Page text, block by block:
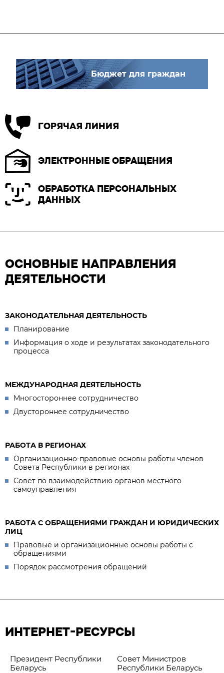
Бюджет для граждан
ГОРЯЧАЯ ЛИНИЯ
ЭЛЕКТРОННЫЕ ОБРАЩЕНИЯ
ОБРАБОТКА ПЕРСОНАЛЬНЫХ
ДАННЫХ
ОСНОВНЫЕ НАПРАВЛЕНИЯ
ДЕЯТЕЛЬНОСТИ
ЗАКОНОДАТЕЛЬНАЯ ДЕЯТЕЛЬНОСТЬ
Планирование
Информация о ходе и результатах законодательного
процесса
МЕЖДУНАРОДНАЯ ДЕЯТЕЛЬНОСТЬ
Многостороннее сотрудничество
Двустороннее сотрудничество
РАБОТА В РЕГИОНАХ
Организационно-правовые основы работы членов
Совета Республики в регионах
Совет по взаимодействию органов местного
самоуправления
РАБОТА С ОБРАЩЕНИЯМИ ГРАЖДАН И ЮРИДИЧЕСКИХ
ЛИЦ
Правовые и организационные основы работы с
обращениями
Порядок рассмотрения обращений
ИНТЕРНЕТ-РЕСУРСЫ
Президент Республики
Беларусь
Совет Министров
Республики Беларусь